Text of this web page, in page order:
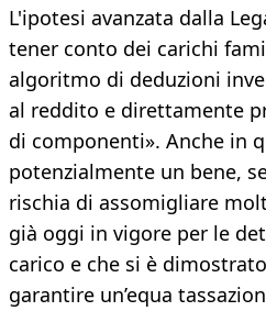
L'ipotesi avanzata dalla
tener conto dei carichi
algoritmo di deduzioni
al reddito e direttamente
di componenti». Anche in
potenzialmente un bene,
rischia di assomigliare
già oggi in vigore per le
carico e che si è
garantire un’equa